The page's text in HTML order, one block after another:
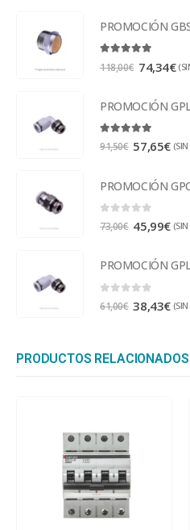
PROMOCIÓN
118,00€ 74,34€
PROMOCIÓN
5.00out of 5
91,50€ 57,65€
PROMOCIÓN
0out of 5
73,00€ 45,99€
PROMOCIÓN
0 out of 5
61,00€ 38,43€
PRODUCTOS RELACIONADOS